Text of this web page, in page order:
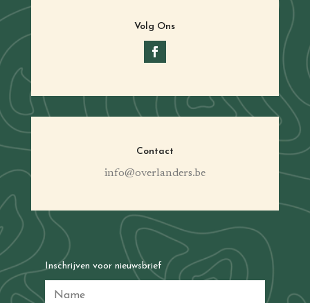
Volg Ons
Contact
info@overlanders.be
Inschrijven voor nieuwsbrief